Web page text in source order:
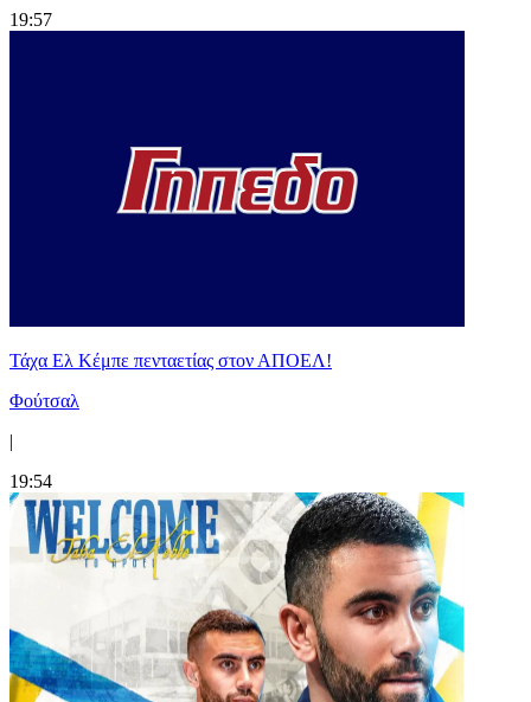
19:57
Τάχα Ελ Κέμπε πενταετίας στον ΑΠΟΕΛ!
Φούτσαλ
|
19:54